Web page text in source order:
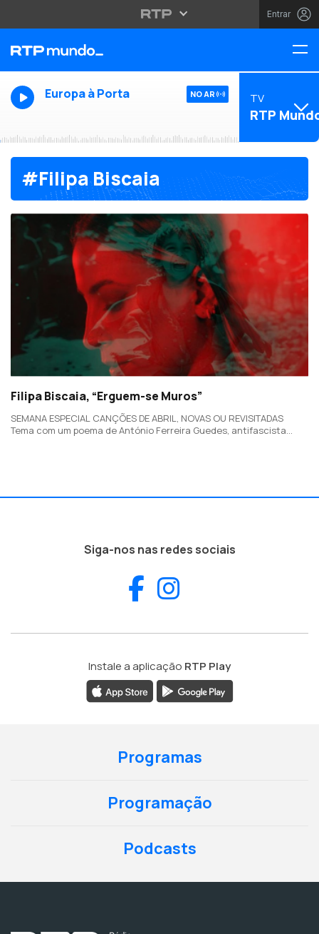
Entrar
Europa à Porta NO AR TV
RTP
#Filipa Biscaia
Filipa Biscaia, “Erguem-se Muros”
SEMANA ESPECIAL CANÇÕES DE ABRIL, NOVAS OU REVISITADAS
Tema com um poema de António Ferreira Guedes, antifascista
Siga-nos nas redes sociais
Facebook
Instale a aplicação RTP Play
Programas
Programação
Podcasts